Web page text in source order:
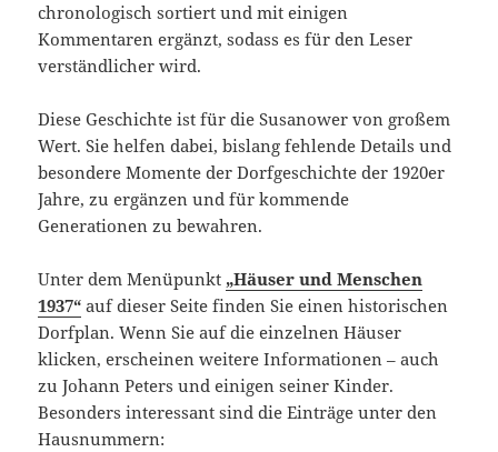
chronologisch sortiert und mit einigen
Kommentaren ergänzt, sodass es für den Leser
verständlicher wird.
Diese Geschichte ist für die Susanower von großem
Wert. Sie helfen dabei, bislang fehlende Details und
besondere Momente der Dorfgeschichte der 1920er
Jahre, zu ergänzen und für kommende
Generationen zu bewahren.
Unter dem Menüpunkt „Häuser und Menschen
1937“ auf dieser Seite finden Sie einen historischen
Dorfplan. Wenn Sie auf die einzelnen Häuser
klicken, erscheinen weitere Informationen – auch
zu Johann Peters und einigen seiner Kinder.
Besonders interessant sind die Einträge unter den
Hausnummern: